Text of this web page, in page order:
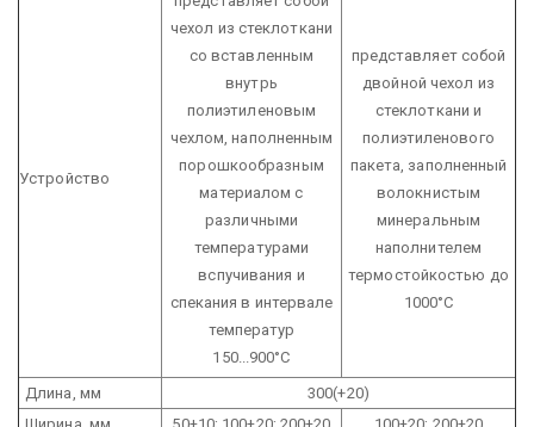
Устройство
чехол из стеклоткани
со вставленным
внутрь
полиэтиленовым
чехлом, наполненным
порошкообразным
материалом с
различными
температурами
вспучивания и
спекания в интервале
температур
150...900°С
представляет собой
двойной чехол из
стеклоткани и
полиэтиленового
пакета, заполненный
волокнистым
минеральным
наполнителем
термостойкостью до
1000°С
Длина, мм
300(+20)
Ширина, мм
50±10; 100±20; 200±20 100±20; 200±20